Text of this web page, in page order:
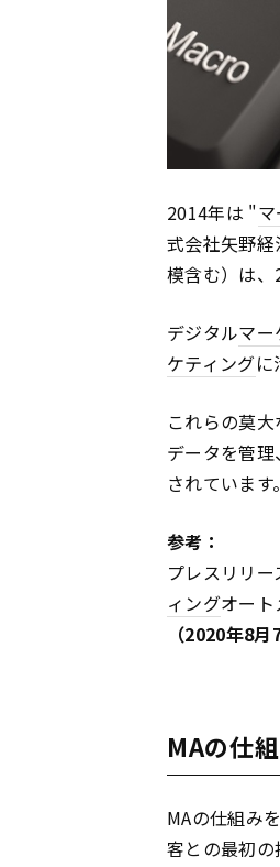
2014年は "
式会社矢野
模含む）は、
デジタルマー
ケティングに
これらの莫
データを管
されています。
参考：
プレスリリ
ィングオート
（2020年8
MAの仕
MAの仕組み
客との最初